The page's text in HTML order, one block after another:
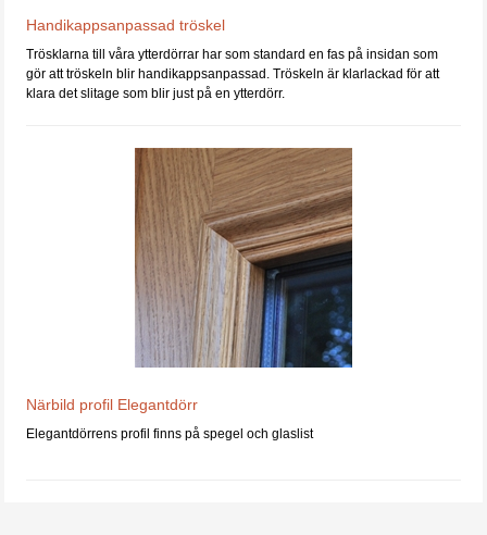
Handikappsanpassad tröskel
Trösklarna till våra ytterdörrar har som standard en fas på insidan som
gör att tröskeln blir handikappsanpassad. Tröskeln är klarlackad för att
klara det slitage som blir just på en ytterdörr.
Närbild profil Elegantdörr
Elegantdörrens profil finnspå spegel och glaslist